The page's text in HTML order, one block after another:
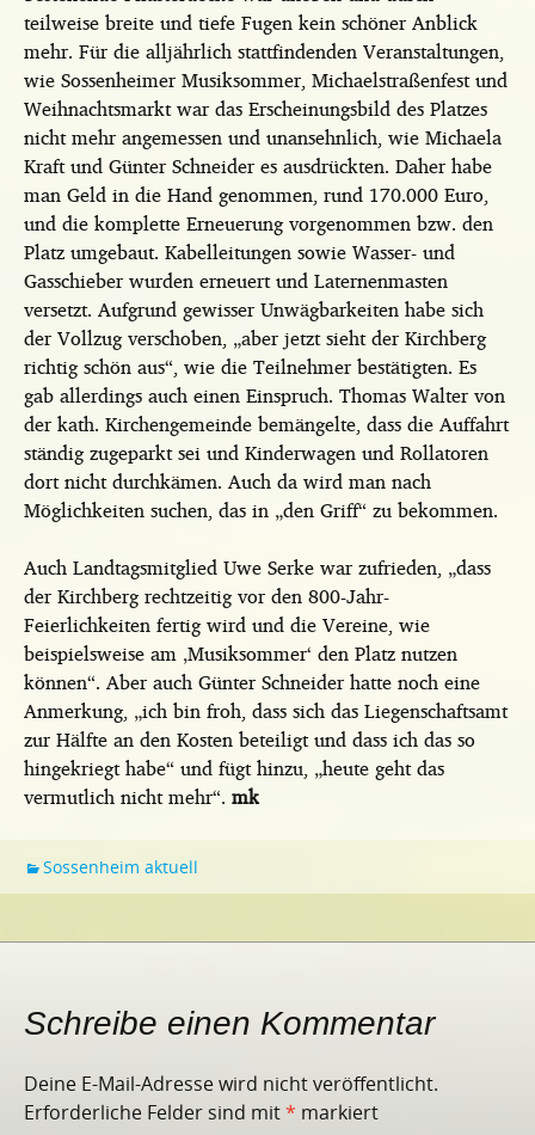
teilweise breite und tiefe Fugen kein schöner Anblick
mehr. Für die alljährlich stattfindenden Veranstaltungen,
wie Sossenheimer Musiksommer, Michaelstraßenfest und
Weihnachtsmarkt war das Erscheinungsbild des Platzes
nicht mehr angemessen und unansehnlich, wie Michaela
Kraft und Günter Schneider es ausdrückten. Daher habe
man Geld in die Hand genommen, rund 170.000 Euro,
und die komplette Erneuerung vorgenommen bzw. den
Platz umgebaut. Kabelleitungen sowie Wasser- und
Gasschieber wurden erneuert und Laternenmasten
versetzt. Aufgrund gewisser Unwägbarkeiten habe sich
der Vollzug verschoben, „aber jetzt sieht der Kirchberg
richtig schön aus“, wie die Teilnehmer bestätigten. Es
gab allerdings auch einen Einspruch. Thomas Walter von
der kath. Kirchengemeinde bemängelte, dass die Auffahrt
ständig zugeparkt sei und Kinderwagen und Rollatoren
dort nicht durchkämen. Auch da wird man nach
Möglichkeiten suchen, das in „den Griff“ zu bekommen.
Auch Landtagsmitglied Uwe Serke war zufrieden, „dass
der Kirchberg rechtzeitig vor den 800-Jahr-
Feierlichkeiten fertig wird und die Vereine, wie
beispielsweise am ‚Musiksommer‘ den Platz nutzen
können“. Aber auch Günter Schneider hatte noch eine
Anmerkung, „ich bin froh, dass sich das Liegenschaftsamt
zur Hälfte an den Kosten beteiligt und dass ich das so
hingekriegt habe“ und fügt hinzu, „heute geht das
vermutlich nicht mehr“. mk
Sossenheim aktuell
Schreibe einen Kommentar
Deine E-Mail-Adresse wird nicht veröffentlicht.
Erforderliche Felder sind mit* markiert